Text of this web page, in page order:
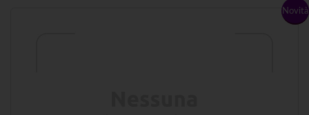
Novità